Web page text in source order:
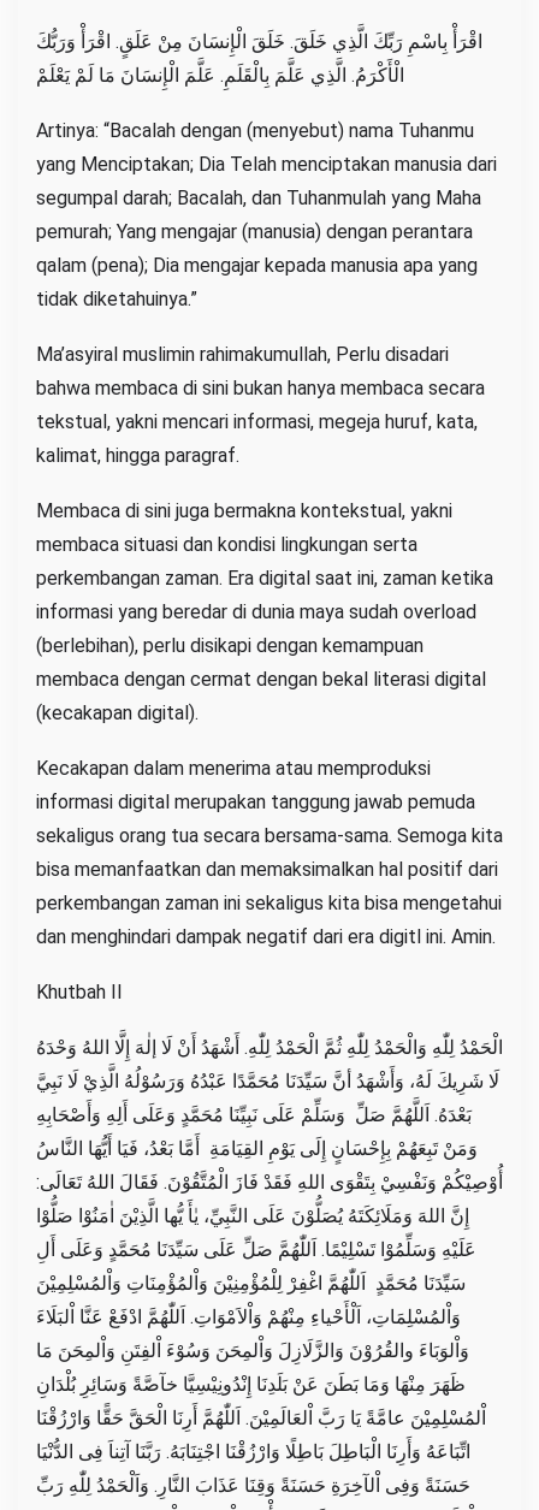
اقْرَأْ بِاسْمِ رَبِّكَ الَّذِي خَلَقَ. خَلَقَ الْإِنسَانَ مِنْ عَلَقٍ. اقْرَأْ وَرَبُّكَ
الْأَكْرَمُ. الَّذِي عَلَّمَ بِالْقَلَمِ. عَلَّمَ الْإِنسَانَ مَا لَمْ يَعْلَمْ
Artinya: “Bacalah dengan (menyebut) nama Tuhanmu
yang Menciptakan; Dia Telah menciptakan manusia dari
segumpal darah; Bacalah, dan Tuhanmulah yang Maha
pemurah; Yang mengajar (manusia) dengan perantara
qalam (pena); Dia mengajar kepada manusia apa yang
tidak diketahuinya.”
Ma’asyiral muslimin rahimakumullah, Perlu disadari
bahwa membaca di sini bukan hanya membaca secara
tekstual, yakni mencari informasi, megeja huruf, kata,
kalimat, hingga paragraf.
Membaca di sini juga bermakna kontekstual, yakni
membaca situasi dan kondisi lingkungan serta
perkembangan zaman. Era digital saat ini, zaman ketika
informasi yang beredar di dunia maya sudah overload
(berlebihan), perlu disikapi dengan kemampuan
membaca dengan cermat dengan bekal literasi digital
(kecakapan digital).
Kecakapan dalam menerima atau memproduksi
informasi digital merupakan tanggung jawab pemuda
sekaligus orang tua secara bersama-sama. Semoga kita
bisa memanfaatkan dan memaksimalkan hal positif dari
perkembangan zaman ini sekaligus kita bisa mengetahui
dan menghindari dampak negatif dari era digitl ini. Amin.
Khutbah II
الْحَمْدُ لِلّٰهِ وَالْحَمْدُ لِلّٰهِ ثُمَّ الْحَمْدُ لِلّٰهِ. أَشْهَدُ أَنْ لَا إلٰهَ إِلَّا اللهُ وَحْدَهُ
لَا شَرِيكَ لَهُ، وَأَشْهَدُ أنَّ سَيِّدَنَا مُحَمَّدًا عَبْدُهُ وَرَسُوْلُهُ الَّذِيْ لَا نَبِيَّ
بَعْدَهُ. اَللَّهُمَّ صَلِّ وَسَلِّمْ عَلَى نَبِيِّنَا مُحَمَّدٍ وَعَلَى أَلِهِ وَأَصْحَابِهِ
وَمَنْ تَبِعَهُمْ بِإِحْسَانٍ إِلَى يَوْمِ القِيَامَةِ أَمَّا بَعْدُ، فَيَا أَيُّهَا النَّاسُ
أُوْصِيْكُمْ وَنَفْسِيْ بِتَقْوَى اللهِ فَقَدْ فَازَ الْمُتَّقُوْنَ. فَقَالَ اللهُ تَعَالَى:
إِنَّ اللهَ وَمَلَائِكَتَهُ يُصَلُّوْنَ عَلَى النَّبِيِّ، يٰأَ يُّها الَّذِيْنَ اٰمَنُوْا صَلُّوْا
عَلَيْهِ وَسَلِّمُوْا تَسْلِيْمًا. اَللّٰهُمَّ صَلِّ عَلَى سَيِّدَنَا مُحَمَّدٍ وَعَلَى أَلِ
سَيِّدَنَا مُحَمَّدٍ اَللّٰهُمَّ اغْفِرْ لِلْمُؤْمِنِيْنَ وَاْلمُؤْمِنَاتِ وَاْلمُسْلِمِيْنَ
وَاْلمُسْلِمَاتِ، اَلْأَحْياءِ مِنْهُمْ وَاْلاَمْوَاتِ. اَللّٰهُمَّ ادْفَعْ عَنَّا اْلبَلَاءَ
وَاْلوَبَاءَ والقُرُوْنَ وَالزَّلَازِلَ وَاْلمِحَنَ وَسُوْءَ اْلفِتَنِ وَاْلمِحَنَ مَا
ظَهَرَ مِنْهَا وَمَا بَطَنَ عَنْ بَلَدِنَا إِنْدُونِيْسِيَّا خآصَّةً وَسَائِرِ بُلْدَانِ
اْلمُسْلِمِيْنَ عامَّةً يَا رَبَّ اْلعَالَمِيْنَ. اَللّٰهُمَّ أَرِنَا الْحَقَّ حَقًّا وَارْزُقْنَا
اتِّبَاعَهُ وَأَرِنَا الْبَاطِلَ بَاطِلًا وَارْزُقْنَا اجْتِنَابَهُ. رَبَّنَا آتِناَ فِى الدُّنْيَا
حَسَنَةً وَفِى اْلآخِرَةِ حَسَنَةً وَقِنَا عَذَابَ النَّارِ. وَاَلْحَمْدُ لِلّٰهِ رَبِّ